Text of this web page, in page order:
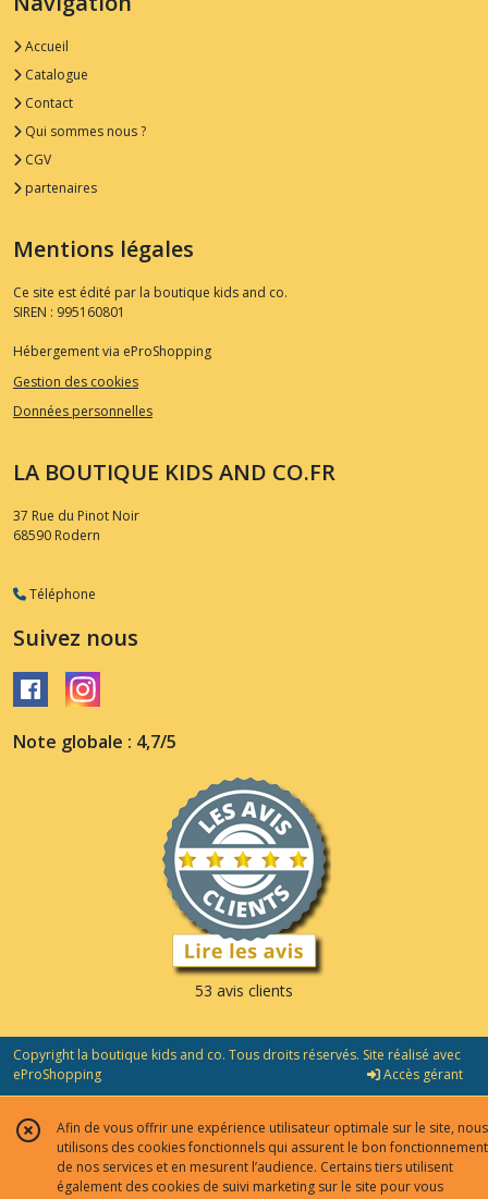
Accueil
Catalogue
Contact
Qui sommes nous ?
CGV
partenaires
Mentions légales
Ce site est édité par la boutique kids and co.
SIREN : 995160801
Hébergement via eProShopping
Gestion des cookies
Données personnelles
LA BOUTIQUE KIDS AND CO.FR
37 Rue du Pinot Noir
68590 Rodern
Téléphone
Suivez nous
Note globale : 4,7/5
53 avis clients
Copyright la boutique kids and co. Tous droits réservés. Site réalisé avec
eProShopping
Accès gérant
Afin de vous offrir une expérience utilisateur optimale sur le site, nous
utilisons des cookies fonctionnels qui assurent le bon fonctionnement
de nos services et en mesurent l’audience. Certains tiers utilisent
également des cookies de suivi marketing sur le site pour vous